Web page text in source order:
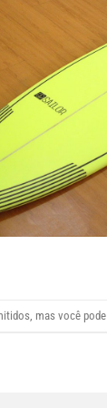
mas você pode